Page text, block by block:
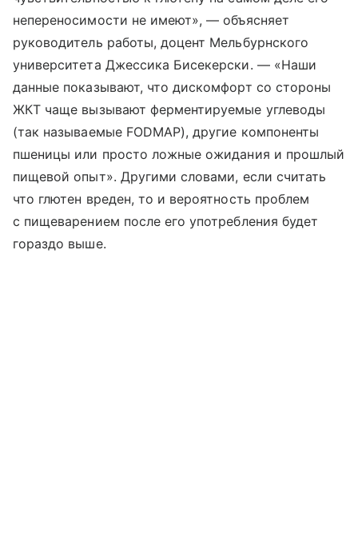
непереносимости не имеют», — объясняет
руководитель работы, доцент Мельбурнского
университета Джессика Бисекерски. — «Наши
данные показывают, что дискомфорт со стороны
ЖКТ чаще вызывают ферментируемые углеводы
(так называемые FODMAP), другие компоненты
пшеницы или просто ложные ожидания и прошлый
пищевой опыт». Другими словами, если считать
что глютен вреден, то и вероятность проблем
с пищеварением после его употребления будет
гораздо выше.